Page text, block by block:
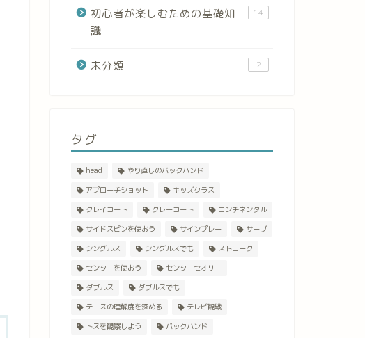
初心者が楽しむための基礎知
識
14
未分類 2
タグ
head
やり直しのバックハンド
アプローチショット
キッズクラス
クレイコート
クレーコート
コンチネンタル
サイドスピンを使おう
サインプレー
サーブ
シングルス
シングルスでも
ストローク
センターを使おう
センターセオリー
ダブルス
ダブルスでも
テニスの理解度を深める
テレビ観戦
トスを観察しよう
バックハンド